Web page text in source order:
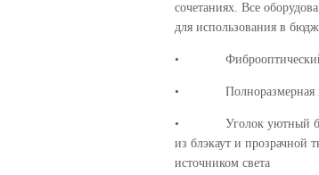
сочетаниях. Все
для использования в
• Фиброоптический
• Полноразмерная
• Уголок уютный
из блэкаут и прозрачной
источником света